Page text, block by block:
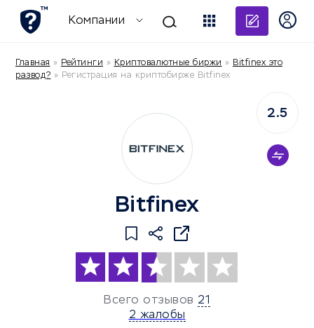
Компании
Главная » Рейтинги » Криптовалютные биржи » Bitfinex это
развод? » Регистрация на криптобирже Bitfinex
Bitfinex
Всего отзывов 21
2 жалобы
2.5